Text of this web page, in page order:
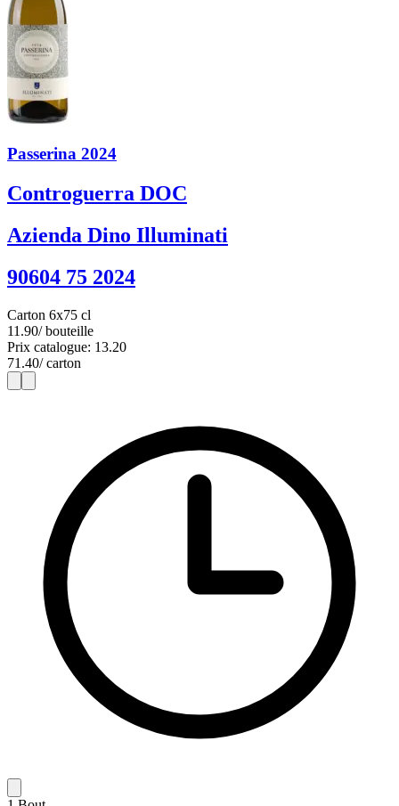
Passerina 2024
Controguerra DOC
Azienda Dino Illuminati
90604 75 2024
Carton 6x75 cl
11.90/ bouteille
Prix catalogue: 13.20
71.40/ carton
1